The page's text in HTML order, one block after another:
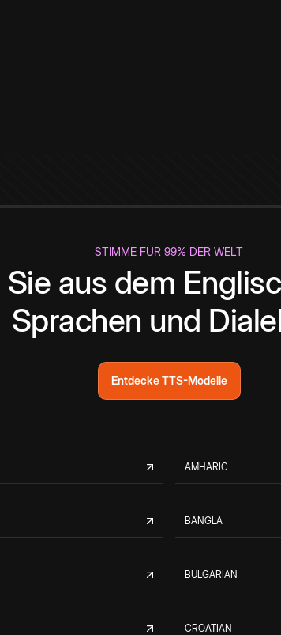
STIMME FÜR 99% DER WELT
aus dem
Sprachen und
Entdecke TTS-Modelle
AMHARIC
BANGLA
BULGARIAN
CROATIAN